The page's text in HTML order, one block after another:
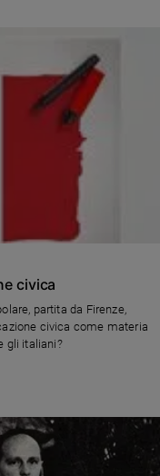
civica
partita da Firenze,
civica come materia
gli italiani?